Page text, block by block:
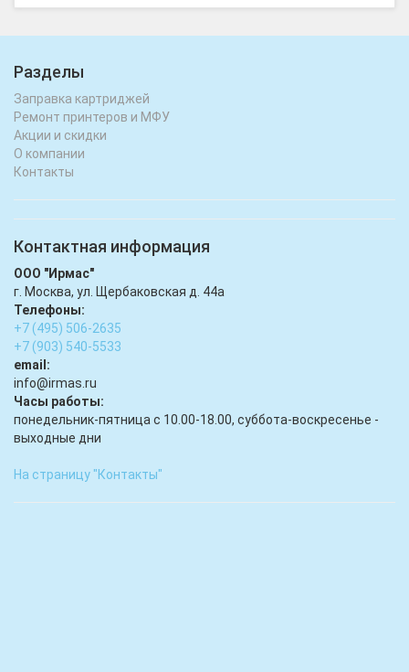
Разделы
Заправка картриджей
Ремонт принтеров и МФУ
Акции и скидки
О компании
Контакты
Контактная информация
ООО "Ирмас"
г. Москва, ул. Щербаковская д. 44а
Телефоны:
+7 (495) 506-2635
+7 (903) 540-5533
email:
infо@irmas.ru
Часы работы:
понедельник-пятница с 10.00-18.00, суббота-воскресенье -
выходные дни
На страницу "Контакты"